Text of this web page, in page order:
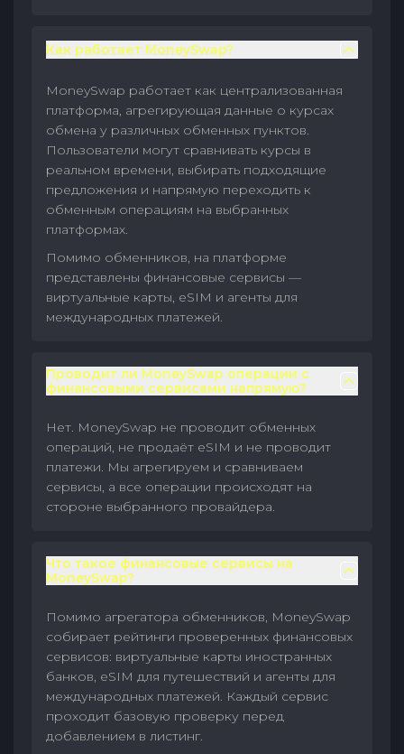
Как работает MoneySwap?
MoneySwap работает как централизованная
платформа, агрегирующая данные о курсах
обмена у различных обменных пунктов.
Пользователи могут сравнивать курсы в
реальном времени, выбирать подходящие
предложения и напрямую переходить к
обменным операциям на выбранных
платформах.
Помимо обменников, на платформе
представлены финансовые сервисы —
виртуальные карты, eSIM и агенты для
международных платежей.
Проводит ли MoneySwap операции с
финансовыми сервисами напрямую?
Нет. MoneySwap не проводит обменных
операций, не продаёт eSIM и не проводит
платежи. Мы агрегируем и сравниваем
сервисы, а все операции происходят на
стороне выбранного провайдера.
Что такое финансовые сервисы на
MoneySwap?
Помимо агрегатора обменников, MoneySwap
собирает рейтинги проверенных финансовых
сервисов: виртуальные карты иностранных
банков, eSIM для путешествий и агенты для
международных платежей. Каждый сервис
проходит базовую проверку перед
добавлением в листинг.